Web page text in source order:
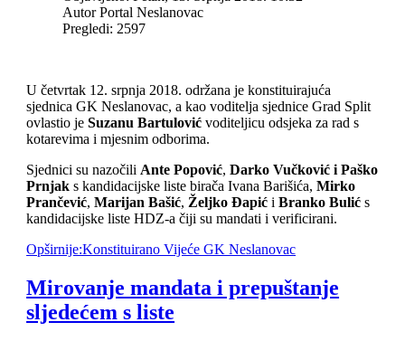
Autor Portal Neslanovac
Pregledi: 2597
U četvrtak 12. srpnja 2018. održana je konstituirajuća
sjednica GK Neslanovac, a kao voditelja sjednice Grad Split
ovlastio jeSuzanu Bartulović voditeljicu odsjeka za rad s
kotarevima i mjesnim odborima.
Sjednici su nazočili Ante Popović,Darko Vučković i Paško
Prnjaks kandidacijske liste birača Ivana Barišića,Mirko
Prančević,Marijan Bašić, Željko Đapić iBranko Bulić s
kandidacijske liste HDZ-a čiji su mandati i verificirani.
Opširnije:Konstituirano Vijeće GK Neslanovac
Mirovanje mandata i prepuštanje
sljedećem s liste